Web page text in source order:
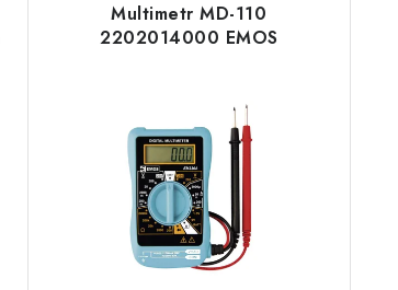
Multimetr MD-110
2202014000 EMOS